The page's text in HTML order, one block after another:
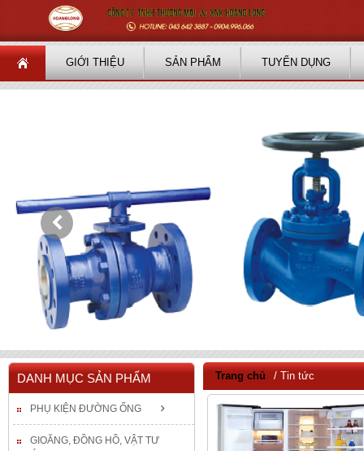
GIỚI THIỆU SẢN PHẨM TUYỂN DỤNG
DANH MỤC SẢN PHẨM
PHỤ KIỆN ĐƯỜNG ỐNG
GIOĂNG, ĐỒNG HỒ, VẬT TƯ
Trang chủ / Tin tức